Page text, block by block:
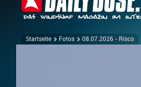
Startseite Fotos 08.07.2026 - Risco